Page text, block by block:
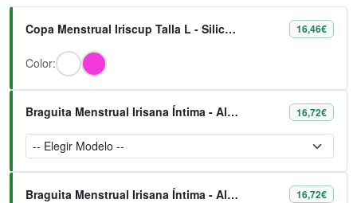
Copa Menstrual Iriscup Talla L - Silicona Platino 100% 16,46€
Color:
Braguita Menstrual Irisana Íntima - Algodón Orgánico y Bambú 16,72€
Braguita Menstrual Irisana Íntima - Algodón Orgánico y Bambú 16,72€